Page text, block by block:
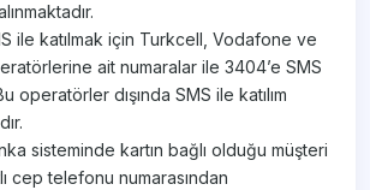
ile katılmak için Turkcell, Vodafone ve
ait numaralar ile 3404’e SMS
operatörler dışında SMS ile katılım
sisteminde kartın bağlı olduğu müşteri
cep telefonu numarasından